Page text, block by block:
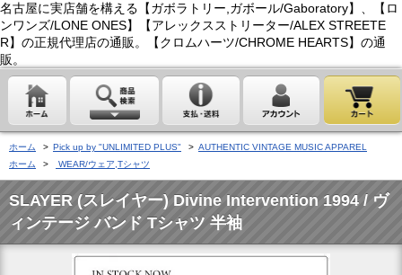
名古屋に実店舗を構える【ガボラトリー,ガボール/Gaboratory】、【ロ
ンワンズ/LONE ONES】【アレックスストリーター/ALEX STREETE
R】の正規代理店の通販。【クロムハーツ/CHROME HEARTS】の通
販。
ホーム > Pick up by "UNLIMITED PLUS" > AUTHENTIC VINTAGE MUSIC APPAREL
ホーム
> WEAR/ウェア,Tシャツ
SLAYER (スレイヤー) Divine Intervention 1994 / ヴ
ィンテージ バンド Tシャツ 半袖